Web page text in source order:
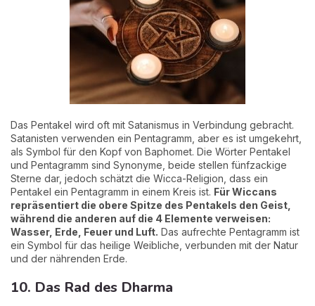
Das Pentakel wird oft mit Satanismus in Verbindung gebracht.
Satanisten verwenden ein Pentagramm, aber es ist umgekehrt,
als Symbol für den Kopf von Baphomet. Die Wörter Pentakel
und Pentagramm sind Synonyme, beide stellen fünfzackige
Sterne dar, jedoch schätzt die Wicca-Religion, dass ein
Pentakel ein Pentagramm in einem Kreis ist. Für Wiccans
repräsentiert die obere Spitze des Pentakels den Geist,
während die anderen auf die 4 Elemente verweisen:
Wasser, Erde, Feuer und Luft. Das aufrechte Pentagramm ist
ein Symbol für das heilige Weibliche, verbunden mit der Natur
und der nährenden Erde.
10. Das Rad des Dharma